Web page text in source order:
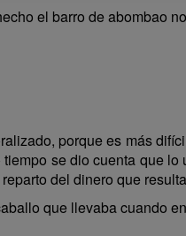
el barro de abombao
porque es más
se dio cuenta que
del dinero que
que llevaba cuando